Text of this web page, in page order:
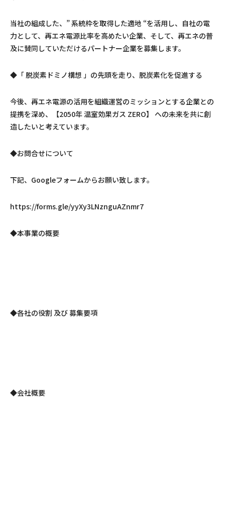
当社の組成した、” 系統枠を取得した適地 “を活用し、自社の電
力として、再エネ電源比率を高めたい企業、そして、再エネの普
及に賛同していただけるパートナー企業を募集します。
◆「 脱炭素ドミノ構想 」の先頭を走り、脱炭素化を促進する
今後、再エネ電源の活用を組織運営のミッションとする企業との
提携を深め、【2050年 温室効果ガス ZERO】 への未来を共に創
造したいと考えています。
◆お問合せについて
下記、Googleフォームからお願い致します。
https://forms.gle/yyXy3LNznguAZnmr7
◆本事業の概要
◆各社の役割 及び 募集要項
◆会社概要